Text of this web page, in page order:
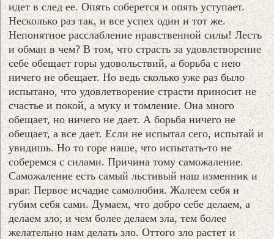
идет в след ее. Опять соберется и опять уступает.
Несколько раз так, и все успех один и тот же.
Непонятное расслабление нравственной силы! Лесть
и обман в чем? В том, что страсть за удовлетворение
себе обещает горы удовольствий, а борьба с нею
ничего не обещает. Но ведь сколько уже раз было
испытано, что удовлетворение страсти приносит не
счастье и покой, а муку и томление. Она много
обещает, но ничего не дает. А борьба ничего не
обещает, а все дает. Если не испытал сего, испытай и
увидишь. Но то горе наше, что испытать-то не
соберемся с силами. Причина тому саможаление.
Саможаление есть самый льстивый наш изменник и
враг. Первое исчадие самолюбия. Жалеем себя и
губим себя сами. Думаем, что добро себе делаем, а
делаем зло; и чем более делаем зла, тем более
желательно нам делать зло. Оттого зло растет и